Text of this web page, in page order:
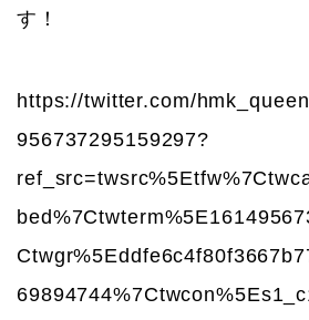
す！
https://twitter.com/
956737295159297?